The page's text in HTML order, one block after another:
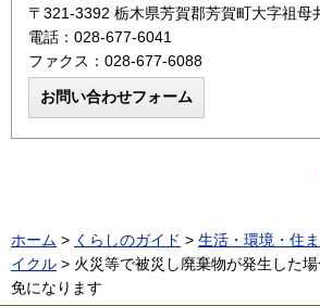
〒321-3392 栃木県芳賀郡芳賀町大字祖母
電話：028-677-6041
ファクス：028-677-6088
ホーム > くらしのガイド > 生活・環境・住
イクル > 火災等で被災し廃棄物が発生した
免になります